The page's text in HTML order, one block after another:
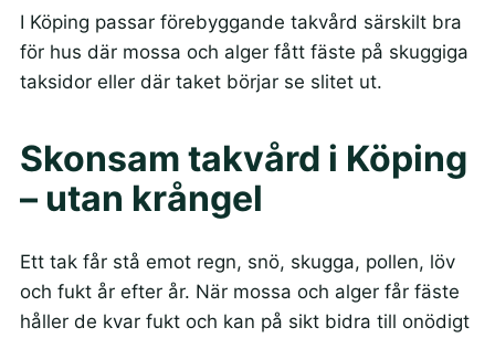
I Köping passar förebyggande takvård särskilt bra
för hus där mossa och alger fått fäste på skuggiga
taksidor eller där taket börjar se slitet ut.
Skonsam takvård i Köping
– utan krångel
Ett tak får stå emot regn, snö, skugga, pollen, löv
och fukt år efter år. När mossa och alger får fäste
håller de kvar fukt och kan på sikt bidra till onödigt